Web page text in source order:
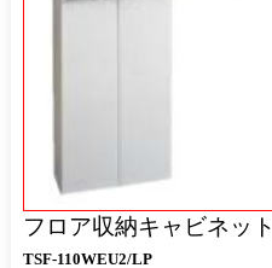
フロア収納キャビネット
TSF-110WEU2/LP